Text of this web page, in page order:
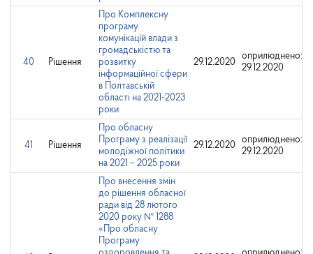
40 Рішення
Про Комплексну
програму
комунікацій влади з
громадськістю та
розвитку
інформаційної сфери
в Полтавській
області на 2021-2023
роки
29.12.2020
оприлюднено:
29.12.2020
41 Рішення
Про обласну
Програму з реалізації
молодіжної політики
на 2021 – 2025 роки
29.12.2020
оприлюднено:
29.12.2020
Про внесення змін
до рішення обласної
ради від 28 лютого
2020 року № 1288
«Про обласну
Програму